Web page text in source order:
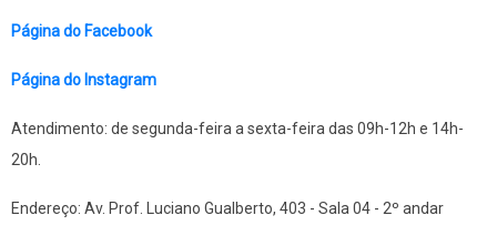
Página do Facebook
Página do Instagram
Atendimento: de segunda-feira a sexta-feira das 09h-12h e 14h-
20h.
Endereço: Av. Prof. Luciano Gualberto, 403 - Sala 04 - 2º andar